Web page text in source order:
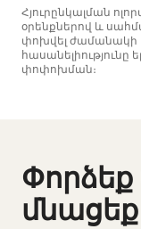
Հյուրընկալման
օրենքներով և
փոխվել ժամանակի
փոփոխման։
Փորձեք
Ցուցադրվում է 0